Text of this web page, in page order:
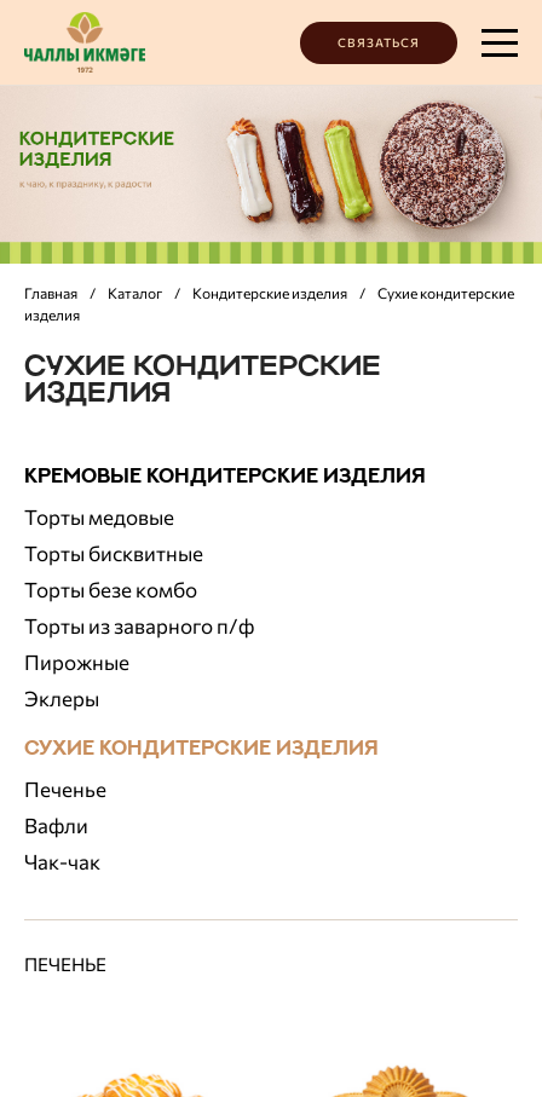
СВЯЗАТЬСЯ
Главная / Каталог / Кондитерские изделия /
Сухие кондитерские
изделия
СУХИЕ КОНДИТЕРСКИЕ
ИЗДЕЛИЯ
КРЕМОВЫЕ КОНДИТЕРСКИЕ ИЗДЕЛИЯ
Торты медовые
Торты бисквитные
Торты безе комбо
Торты из заварного п/ф
Пирожные
Эклеры
СУХИЕ КОНДИТЕРСКИЕ ИЗДЕЛИЯ
Печенье
Вафли
Чак-чак
ПЕЧЕНЬЕ